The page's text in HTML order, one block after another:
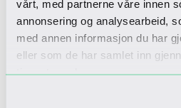
vårt, med partnerne våre innen
annonsering og analysearbeid,
med annen informasjon du har
eller som de har samlet inn
tjenestene deres.
nye og innovative retter med
For å reduserer matsvinn
på frokostbuffeten og vi bruker i